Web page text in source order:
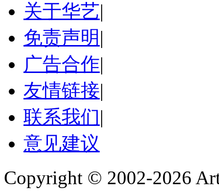
关于华艺|
免责声明 |
广告合作|
友情链接|
联系我们|
意见建议
Copyright © 2002-2026